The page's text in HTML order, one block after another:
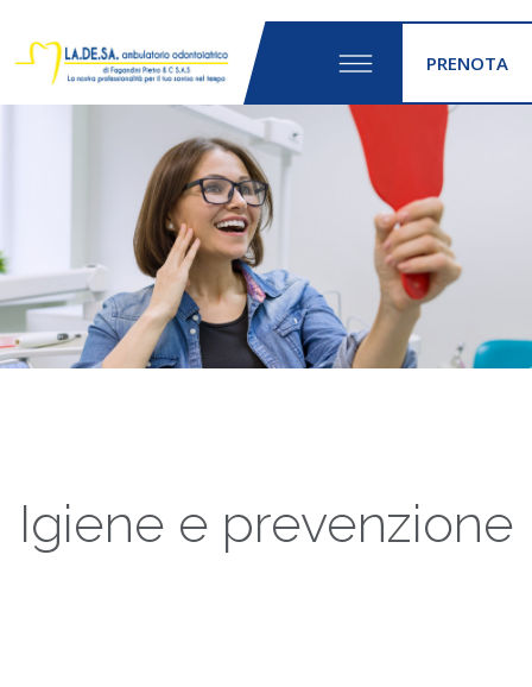
PRENOTA
Igiene e prevenzione